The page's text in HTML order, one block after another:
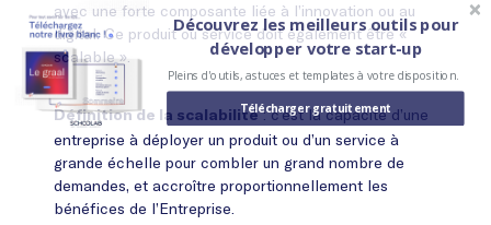
avec une forte composante liée à l’innovation ou au
digital. Ce produit ou service doit également être «
scalable ».
Définition de la scalabilité: c’est la capacité d’une
entreprise à déployer un produit ou d’un service à
grande échelle pour combler un grand nombre de
demandes, et accroître proportionnellement les
bénéfices de l’Entreprise.
Découvrez les meilleurs outils pour
développer votre start-up
Pleins d'outils, astuces et templates à votre disposition.
Télécharger gratuitement